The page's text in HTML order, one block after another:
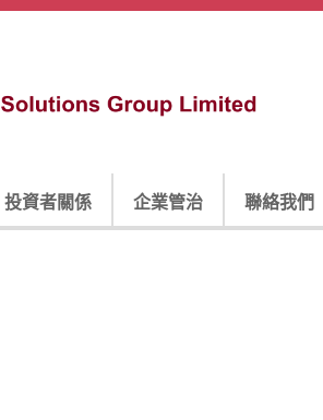
投資者關係 企業管治 聯絡我們